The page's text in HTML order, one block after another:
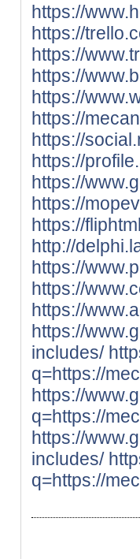
https://
https://
https://
https://
https://
https://
https://
https://
https://
https://
https://
http://
https://
https://
https://
https://
includes/
q=https://
https://
q=https://
https://
includes/
q=https://